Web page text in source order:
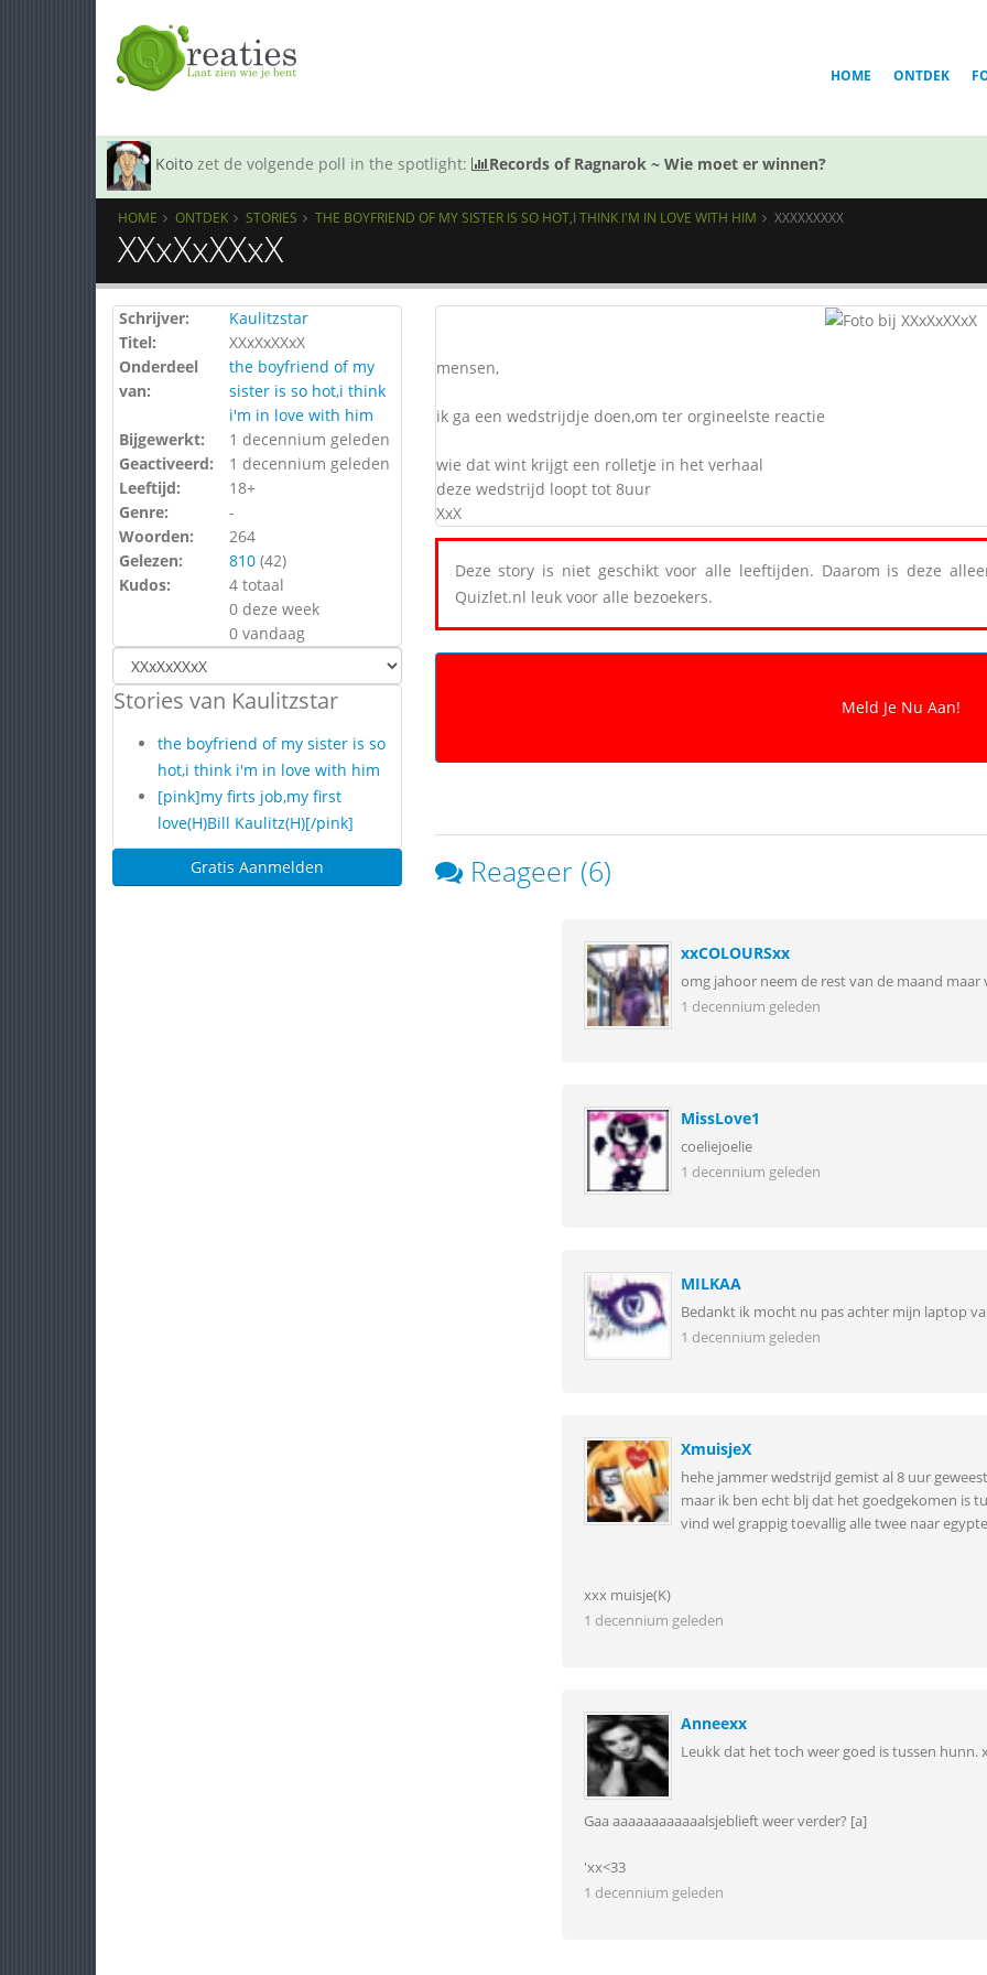
HOME ONTDEK
Koito zet de volgende poll in the spotlight: Records of Ragnarok ~ Wie moet er winnen?
HOME ONTDEK STORIES THE BOYFRIEND OF MY SISTER IS SO HOT,I THINK I'M IN LOVE WITH HIM XXXXXXXXX
XXxXxXXxX
Schrijver:
Kaulitzstar
Titel:
XXxXxXXxX
Onderdeel
van:
the boyfriend of my
sister is so hot,i think
i'm in love with him
Bijgewerkt:
1 decennium geleden
Geactiveerd:
1 decennium geleden
Leeftijd:
18+
Genre:
-
Woorden:
264
Gelezen:
810 (42)
Kudos:
4 totaal
0 deze week
0 vandaag
Stories van Kaulitzstar
the boyfriend of my sister is so
hot,i think i'm in love with him
[pink]my firts job,my first
love(H)Bill Kaulitz(H)[/pink]
Gratis Aanmelden
mensen,
ik ga een wedstrijdje doen,om ter orgineelste reactie
wie dat wint krijgt een rolletje in het verhaal
deze wedstrijd loopt tot 8uur
XxX
Deze story is niet geschikt voor alle leeftijden. Daarom is deze
Quizlet.nl leuk voor alle bezoekers.
Reageer (6)
xxCOLOURSxx
omg jahoor neem de rest van de maand
1 decennium geleden
MissLove1
coeliejoelie
1 decennium geleden
MILKAA
Bedankt ik mocht nu pas achter mijn laptop
1 decennium geleden
XmuisjeX
hehe jammer wedstrijd gemist al 8 uur
maar ik ben echt blj dat het goedgekomen is
vind wel grappig toevallig alle twee naar egypte
xxx muisje(K)
1 decennium geleden
Anneexx
Leukk dat het toch weer goed is tussen hunn.
Gaa aaaaaaaaaaaalsjeblieft weer verder? [a]
'xx<33
1 decennium geleden